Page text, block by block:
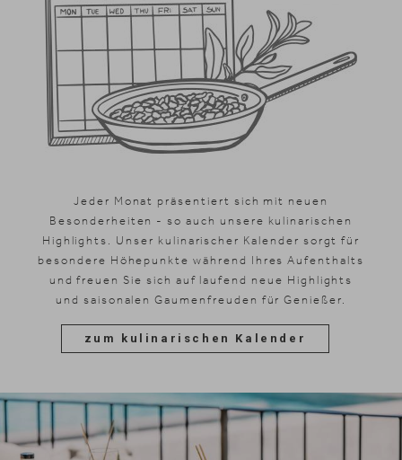
Inklusivleistungen
Shopping
Galerie
Jeder Monat präsentiert sich mit neuen
Besonderheiten - so auch unsere kulinarischen
Highlights. Unser kulinarischer Kalender sorgt für
besondere Höhepunkte während Ihres Aufenthalts
und freuen Sie sich auf laufend neue Highlights
und saisonalen Gaumenfreuden für Genießer.
zum kulinarischen Kalender